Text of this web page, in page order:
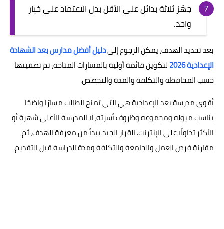
جهّز ثلاثة بدائل على الأقل بدل الاعتماد على خيار
واحد.
بعد تحديد الهدف، يمكن الرجوع إلىدليل أفضل مدارس بعد الشهادة
الإعدادية 2026
لتكوين قائمة أولية بالمسارات المتاحة، ثم تصفيتها
حسب المحافظة والتكلفة والمدة والتخصص.
أقوى مدرسة بعد الإعدادية هي التي تمنح الطالب مسارًا واضحًا
يناسب ميوله ومجموعه وظروف أسرته، لا المدرسة الأعلى شهرة أو
الأكثر تداولًا على الإنترنت. القرار الجيد يبدأ من معرفة الهدف، ثم
مقارنة فرص العمل والجامعة والتكلفة ومدة الدراسة قبل التقديم.